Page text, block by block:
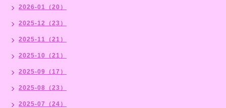
2026-01（20）
2025-12（23）
2025-11（21）
2025-10（21）
2025-09（17）
2025-08（23）
2025-07（24）